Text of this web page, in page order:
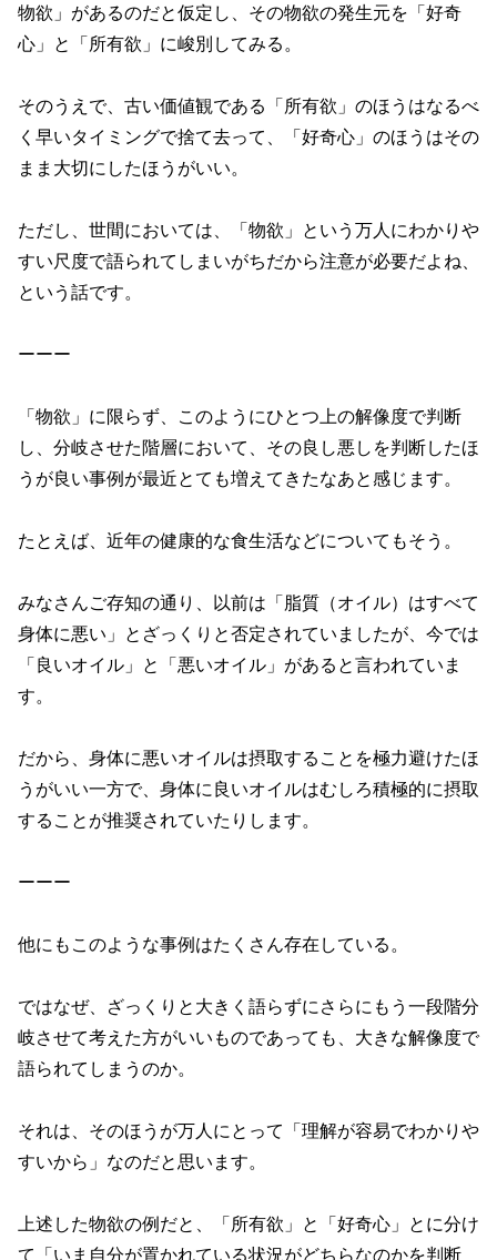
物欲」があるのだと仮定し、その物欲の発生元を「好奇
心」と「所有欲」に峻別してみる。
そのうえで、古い価値観である「所有欲」のほうはなるべ
く早いタイミングで捨て去って、「好奇心」のほうはその
まま大切にしたほうがいい。
ただし、世間においては、「物欲」という万人にわかりや
すい尺度で語られてしまいがちだから注意が必要だよね、
という話です。
ーーー
「物欲」に限らず、このようにひとつ上の解像度で判断
し、分岐させた階層において、その良し悪しを判断したほ
うが良い事例が最近とても増えてきたなあと感じます。
たとえば、近年の健康的な食生活などについてもそう。
みなさんご存知の通り、以前は「脂質（オイル）はすべて
身体に悪い」とざっくりと否定されていましたが、今では
「良いオイル」と「悪いオイル」があると言われていま
す。
だから、身体に悪いオイルは摂取することを極力避けたほ
うがいい一方で、身体に良いオイルはむしろ積極的に摂取
することが推奨されていたりします。
ーーー
他にもこのような事例はたくさん存在している。
ではなぜ、ざっくりと大きく語らずにさらにもう一段階分
岐させて考えた方がいいものであっても、大きな解像度で
語られてしまうのか。
それは、そのほうが万人にとって「理解が容易でわかりや
すいから」なのだと思います。
上述した物欲の例だと、「所有欲」と「好奇心」とに分け
て「いま自分が置かれている状況がどちらなのかを判断